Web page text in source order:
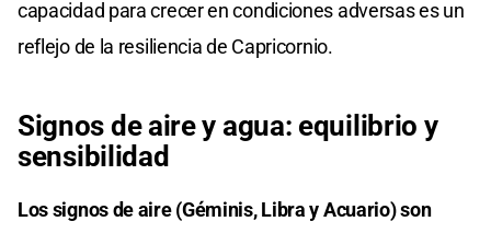
capacidad para crecer en condiciones adversas es un
reflejo de la resiliencia de Capricornio.
Signos de aire y agua: equilibrio y
sensibilidad
Los signos de aire (Géminis, Libra y Acuario) son